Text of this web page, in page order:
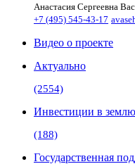
Анастасия Сергеевна
+7 (495) 545-43-17
Видео о проекте
Актуально
(2554)
Инвестиции в землю
(188)
Государственная